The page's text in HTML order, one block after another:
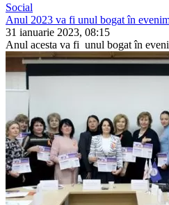
Social
Anul 2023 va fi unul bogat în
31 ianuarie 2023, 08:15
Anul acesta va fi unul bogat în